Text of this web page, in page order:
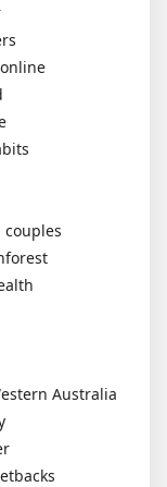
Australia